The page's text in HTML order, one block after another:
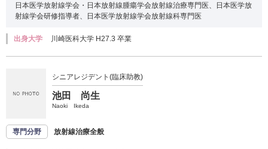
日本医学放射線学会・日本放射線腫瘍学会放射線治療専門医、日本医学放
射線学会研修指導者、日本医学放射線学会放射線科専門医
出身大学 川崎医科大学 H27.3 卒業
シニアレジデント(臨床助教)
池田 尚生
Naoki Ikeda
専門分野 放射線治療全般